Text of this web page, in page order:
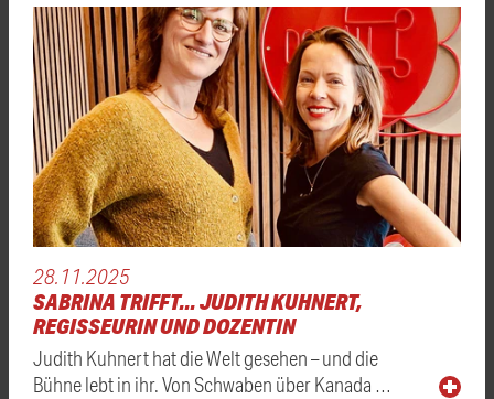
28.11.2025
SABRINA TRIFFT... JUDITH KUHNERT,
REGISSEURIN UND DOZENTIN
Judith Kuhnert hat die Welt gesehen – und die
Bühne lebt in ihr. Von Schwaben über Kanada …